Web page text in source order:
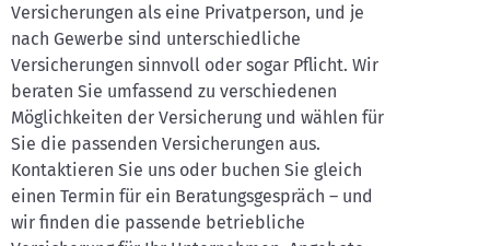
Versicherungen als eine Privatperson, und je
nach Gewerbe sind unterschiedliche
Versicherungen sinnvoll oder sogar Pflicht. Wir
beraten Sie umfassend zu verschiedenen
Möglichkeiten der Versicherung und wählen für
Sie die passenden Versicherungen aus.
Kontaktieren Sie uns oder buchen Sie gleich
einen Termin für ein Beratungsgespräch – und
wir finden die passende betriebliche